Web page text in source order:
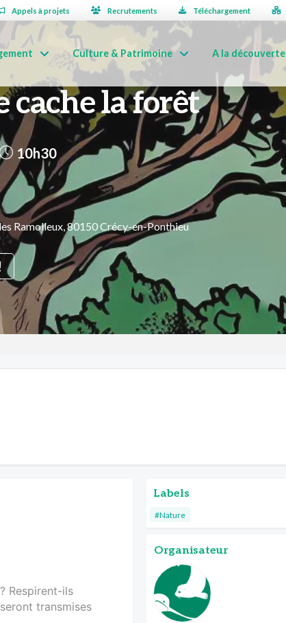
Appels à projets Recrutements Téléchargement
Culture & Patrimoine A la découverte
cache la forêt
10h30
Ramolleux, 80150 Crécy-en-Ponthieu
Respirent-ils
transmises
Labels
#Nature
Organisateur